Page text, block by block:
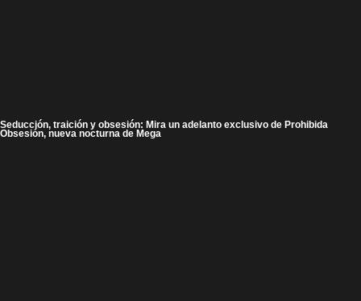
Seducción, traición y obsesión: Mira un adelanto exclusivo de Prohibida
Obsesión, nueva nocturna de Mega